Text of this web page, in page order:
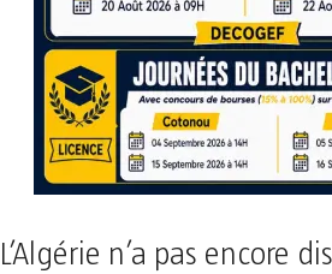
L’Algérie n’a pas encore